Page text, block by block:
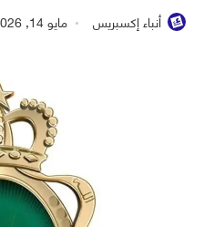
أنباء إكسبريس مايو 14, 2026